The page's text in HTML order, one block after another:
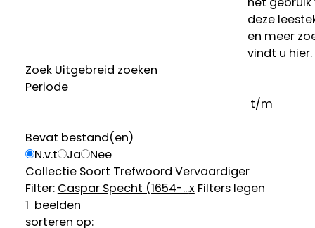
deze
en meer
vindt u hier.
Zoek Uitgebreid zoeken
Periode
t/m
Bevat bestand(en)
N.v.t
Ja
Nee
Collectie Soort Trefwoord Vervaardiger
Filter: Caspar Specht (1654-...x Filters legen
1 beelden
sorteren op: